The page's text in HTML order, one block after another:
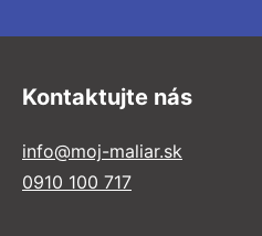
Kontaktujte nás
info@moj-maliar.sk
0910 100 717